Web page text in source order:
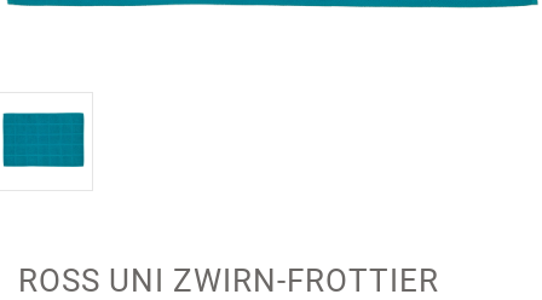
ROSS UNI ZWIRN-FROTTIER